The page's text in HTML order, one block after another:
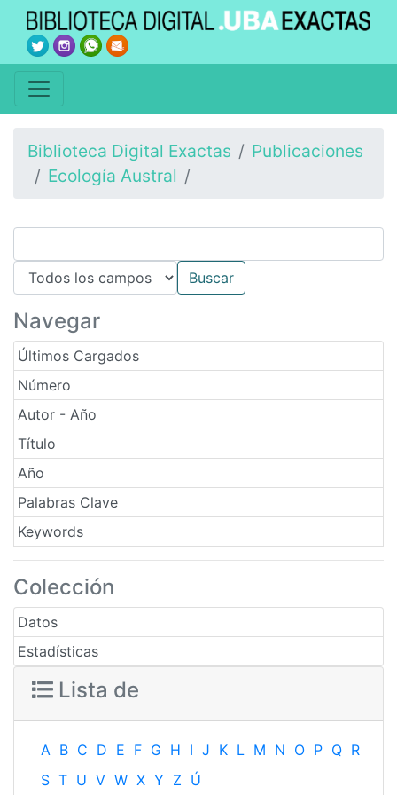
Biblioteca Digital Exactas
Publicaciones
Ecología Austral
Navegar
Últimos Cargados
Número
Autor - Año
Título
Año
Palabras Clave
Keywords
Colección
Datos
Estadísticas
Lista de
A B C D E F G H I J K L M N O P Q R
S T U V W X Y Z Ú